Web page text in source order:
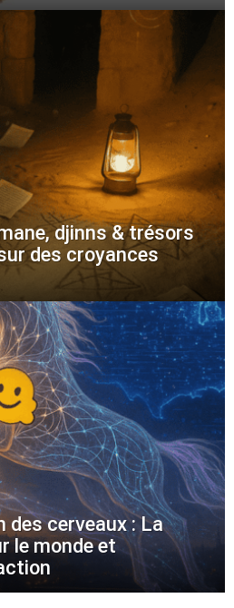
djinns & trésors
des croyances
des cerveaux : La
le monde et